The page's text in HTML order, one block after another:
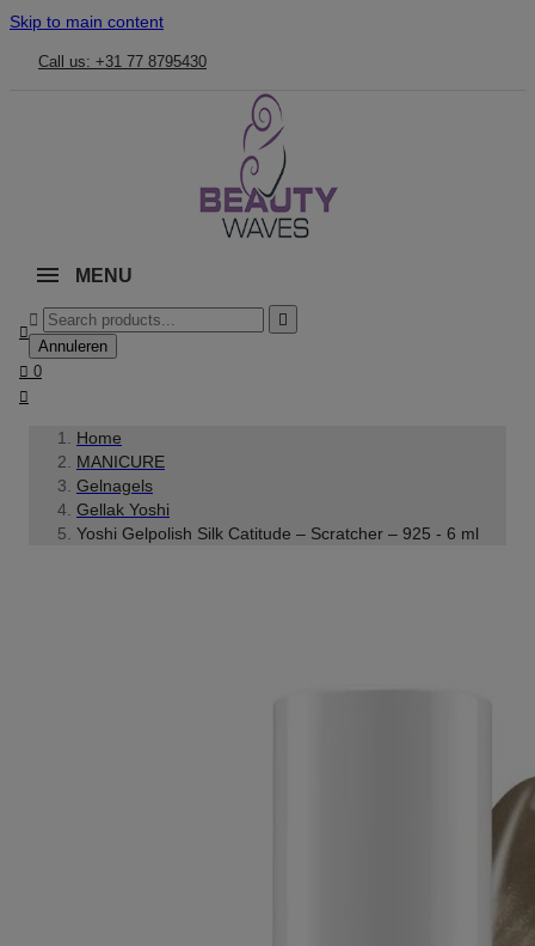
Skip to main content
Call us: +31 77 8795430
MENU



Annuleren
 0

Home
MANICURE
Gelnagels
Gellak Yoshi
Yoshi Gelpolish Silk Catitude – Scratcher – 925 - 6 ml